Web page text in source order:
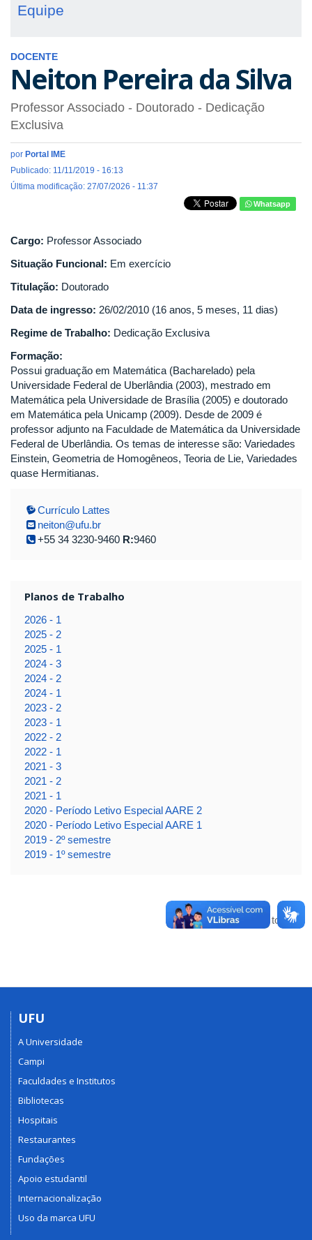
Equipe
DOCENTE
Neiton Pereira da Silva
Professor Associado - Doutorado - Dedicação
Exclusiva
por Portal IME
Publicado: 11/11/2019 - 16:13
Última modificação: 27/07/2026 - 11:37
Whatsapp
Cargo: Professor Associado
Situação Funcional: Em exercício
Titulação: Doutorado
Data de ingresso: 26/02/2010 (16 anos, 5 meses, 11 dias)
Regime de Trabalho: Dedicação Exclusiva
Formação:
Possui graduação em Matemática (Bacharelado) pela
Universidade Federal de Uberlândia (2003), mestrado em
Matemática pela Universidade de Brasília (2005) e doutorado
em Matemática pela Unicamp (2009). Desde de 2009 é
professor adjunto na Faculdade de Matemática da Universidade
Federal de Uberlândia. Os temas de interesse são: Variedades
Einstein, Geometria de Homogêneos, Teoria de Lie, Variedades
quase Hermitianas.
Currículo Lattes
neiton@ufu.br
+55 34 3230-9460 R:9460
Planos de Trabalho
2026 - 1
2025 - 2
2025 - 1
2024 - 3
2024 - 2
2024 - 1
2023 - 2
2023 - 1
2022 - 2
2022 - 1
2021 - 3
2021 - 2
2021 - 1
2020 - Período Letivo Especial AARE 2
2020 - Período Letivo Especial AARE 1
2019 - 2º semestre
2019 - 1º semestre
Voltar para o topo
UFU
A Universidade
Campi
Faculdades e Institutos
Bibliotecas
Hospitais
Restaurantes
Fundações
Apoio estudantil
Internacionalização
Uso da marca UFU